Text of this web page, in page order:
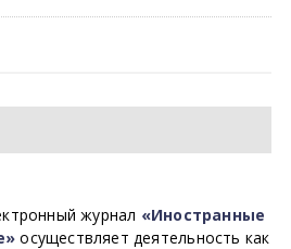
журнал «Иностранные
осуществляет деятельность как